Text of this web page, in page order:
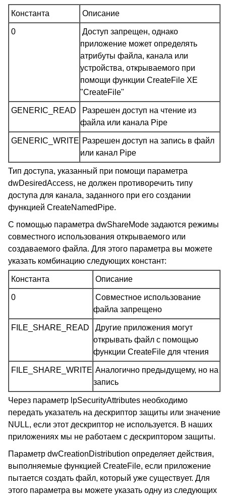
Константа Описание
0
Доступ запрещен, однако
приложение может определять
атрибуты файла, канала или
устройства, открываемого при
помощи функции CreateFile XE
"CreateFile"
GENERIC_READ
Разрешен доступ на чтение из
файла или канала Pipe
GENERIC_WRITE Разрешен доступ на запись в файл
или канал Pipe
Тип доступа, указанный при помощи параметра
dwDesiredAccess, не должен противоречить типу
доступа для канала, заданного при его создании
функцией CreateNamedPipe.
С помощью параметра dwShareMode задаются режимы
совместного использования открываемого или
создаваемого файла. Для этого параметра вы можете
указать комбинацию следующих констант:
Константа Описание
0
Совместное использование
файла запрещено
FILE_SHARE_READ
Другие приложения могут
открывать файл с помощью
функции CreateFile для чтения
FILE_SHARE_WRITE Аналогично предыдущему, но на
запись
Через параметр lpSecurityAttributes необходимо
передать указатель на дескриптор защиты или значение
NULL, если этот дескриптор не используется. В наших
приложениях мы не работаем с дескриптором защиты.
Параметр dwCreationDistribution определяет действия,
выполняемые функцией CreateFile, если приложение
пытается создать файл, который уже существует. Для
этого параметра вы можете указать одну из следующих